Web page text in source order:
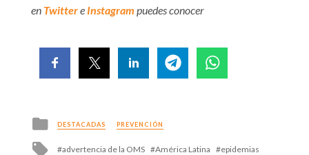
en Twittere Instagram puedes conocer
Posted
in
DESTACADAS PREVENCIÓN
Tagged
advertencia de la OMS América Latina
epidemias